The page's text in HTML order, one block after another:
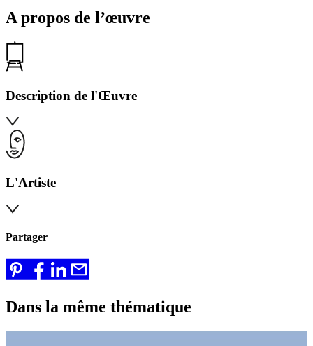
A propos de l’œuvre
Description de l'Œuvre
L'Artiste
Partager
Dans la même thématique